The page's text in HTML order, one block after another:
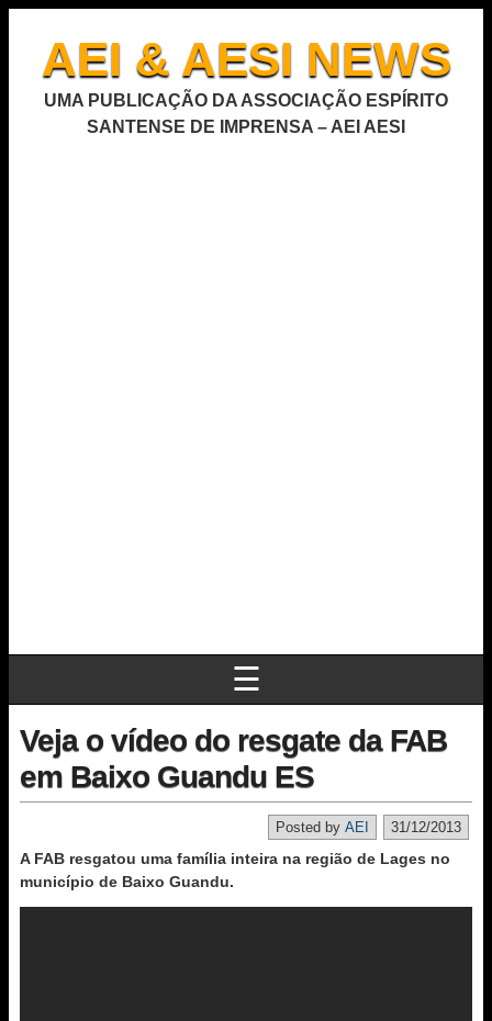
AEI & AESI NEWS
UMA PUBLICAÇÃO DA ASSOCIAÇÃO ESPÍRITO
SANTENSE DE IMPRENSA – AEI AESI
☰
Veja o vídeo do resgate da FAB
em Baixo Guandu ES
31/12/2013
Posted by AEI
A FAB resgatou uma família inteira na região de Lages no
município de Baixo Guandu.